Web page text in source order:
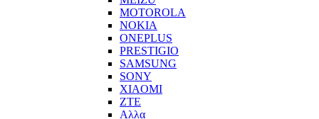
MOTOROLA
NOKIA
ONEPLUS
PRESTIGIO
SAMSUNG
SONY
XIAOMI
ZTE
Αλλα